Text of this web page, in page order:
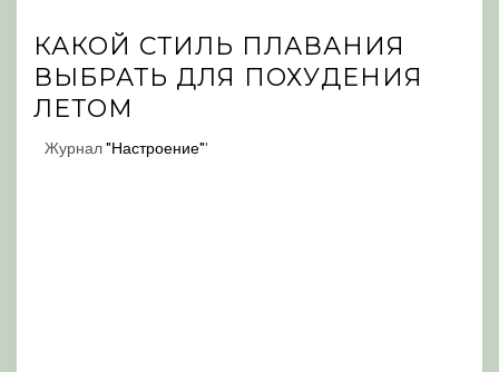
КАКОЙ СТИЛЬ ПЛАВАНИЯ
ВЫБРАТЬ ДЛЯ ПОХУДЕНИЯ
ЛЕТОМ
Журнал"Настроение"'